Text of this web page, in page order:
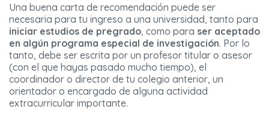
Una buena carta de recomendación puede ser
necesaria para tu ingreso a una universidad, tanto para
iniciar estudios de pregrado, como para ser aceptado
en algún programa especial de investigación. Por lo
tanto, debe ser escrita por un profesor titular o asesor
(con el que hayas pasado mucho tiempo), el
coordinador o director de tu colegio anterior, un
orientador o encargado de alguna actividad
extracurricular importante.